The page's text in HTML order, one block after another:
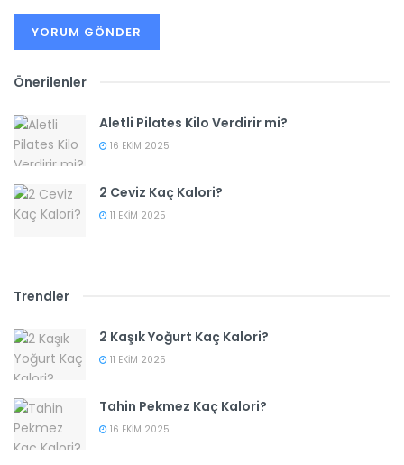
Önerilenler
Aletli Pilates Kilo Verdirir mi?
16 EKIM 2025
2 Ceviz Kaç Kalori?
11 EKIM 2025
Trendler
2 Kaşık Yoğurt Kaç Kalori?
11 EKIM 2025
Tahin Pekmez Kaç Kalori?
16 EKIM 2025